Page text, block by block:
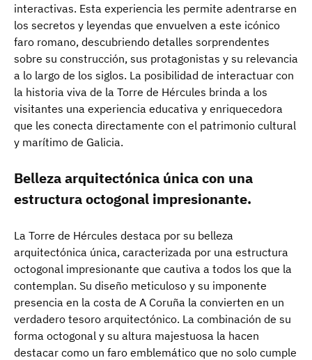
interactivas. Esta experiencia les permite adentrarse en
los secretos y leyendas que envuelven a este icónico
faro romano, descubriendo detalles sorprendentes
sobre su construcción, sus protagonistas y su relevancia
a lo largo de los siglos. La posibilidad de interactuar con
la historia viva de la Torre de Hércules brinda a los
visitantes una experiencia educativa y enriquecedora
que les conecta directamente con el patrimonio cultural
y marítimo de Galicia.
Belleza arquitectónica única con una
estructura octogonal impresionante.
La Torre de Hércules destaca por su belleza
arquitectónica única, caracterizada por una estructura
octogonal impresionante que cautiva a todos los que la
contemplan. Su diseño meticuloso y su imponente
presencia en la costa de A Coruña la convierten en un
verdadero tesoro arquitectónico. La combinación de su
forma octogonal y su altura majestuosa la hacen
destacar como un faro emblemático que no solo cumple